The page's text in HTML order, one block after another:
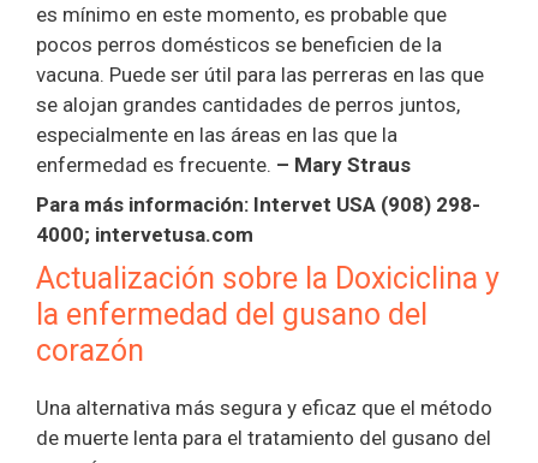
es mínimo en este momento, es probable que
pocos perros domésticos se beneficien de la
vacuna. Puede ser útil para las perreras en las que
se alojan grandes cantidades de perros juntos,
especialmente en las áreas en las que la
enfermedad es frecuente. – Mary Straus
Para más información: Intervet USA (908) 298-
4000; intervetusa.com
Actualización sobre la Doxiciclina y
la enfermedad del gusano del
corazón
Una alternativa más segura y eficaz que el método
de muerte lenta para el tratamiento del gusano del